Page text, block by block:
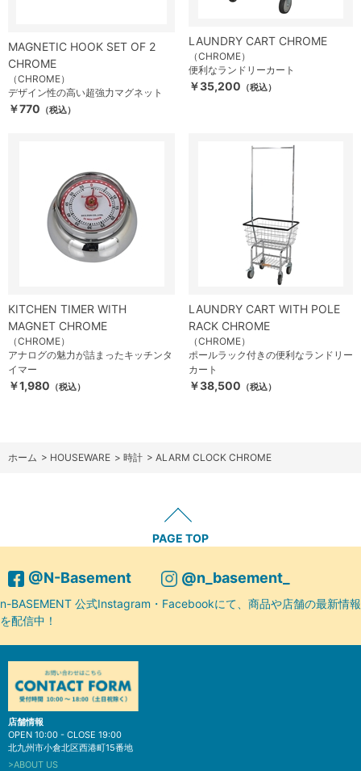
MAGNETIC HOOK SET OF 2
CHROME
（CHROME）
デザイン性の高い超強力マグネット
￥770 （税込）
LAUNDRY CART CHROME
（CHROME）
便利なランドリーカート
￥35,200 （税込）
KITCHEN TIMER WITH
MAGNET CHROME
（CHROME）
アナログの魅力が詰まったキッチンタ
イマー
￥1,980 （税込）
LAUNDRY CART WITH POLE
RACK CHROME
（CHROME）
ポールラック付きの便利なランドリー
カート
￥38,500 （税込）
ホーム > HOUSEWARE > 時計 > ALARM CLOCK CHROME
PAGE TOP
@N-Basement @n_basement_
n-BASEMENT 公式Instagram・Facebookにて、商品や店舗の最新情報
を配信中！
店舗情報
OPEN 10:00 - CLOSE 19:00
北九州市小倉北区西港町15番地
>ABOUT US